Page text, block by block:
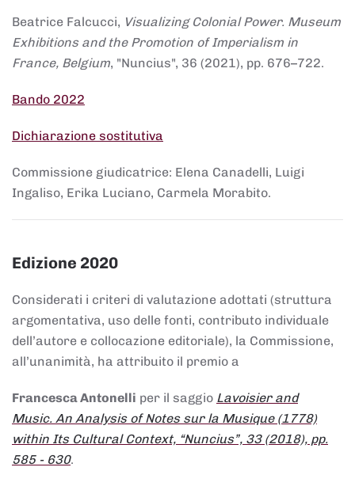
Beatrice Falcucci, Visualizing Colonial Power. Museum
Exhibitions and the Promotion of Imperialism in
France, Belgium, "Nuncius", 36 (2021), pp. 676–722.
Bando 2022
Dichiarazione sostitutiva
Commissione giudicatrice: Elena Canadelli, Luigi
Ingaliso, Erika Luciano, Carmela Morabito.
Edizione 2020
Considerati i criteri di valutazione adottati (struttura
argomentativa, uso delle fonti, contributo individuale
dell’autore e collocazione editoriale), la Commissione,
all’unanimità, ha attribuito il premio a
Francesca Antonelli per il saggio Lavoisier and
Music. An Analysis of Notes sur la Musique (1778)
within Its Cultural Context, “Nuncius”, 33 (2018), pp.
585 - 630.